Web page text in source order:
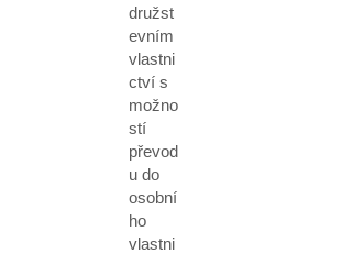
družst
evním
vlastni
ctví s
možno
stí
převod
u do
osobní
ho
vlastni